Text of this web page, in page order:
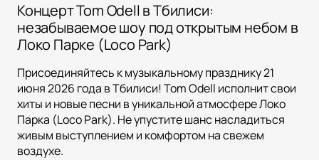
Концерт Tom Odell в Тбилиси:
незабываемое шоу под открытым небом в
Локо Парке (Loco Park)
Присоединяйтесь к музыкальному празднику 21
июня 2026 года в Тбилиси! Tom Odell исполнит свои
хиты и новые песни в уникальной атмосфере Локо
Парка (Loco Park). Не упустите шанс насладиться
живым выступлением и комфортом на свежем
воздухе.